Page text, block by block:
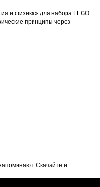
и физика» для набора LEGO
принципы через
Скачайте и